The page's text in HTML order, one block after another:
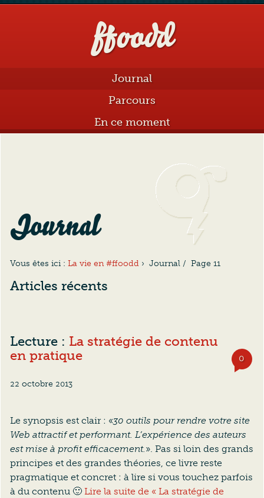
ffoodd
Journal
Parcours
En ce moment
Journal
Vous êtes ici : La vie en #ffoodd › Journal / Page 11
Articles récents
0
Lecture : La stratégie de contenu
en pratique
22 octobre 2013
Le synopsis est clair : «30 outils pour rendre votre site
Web attractif et performant. L’expérience des auteurs
est mise à profit efficacement. ». Pas si loin des grands
principes et des grandes théories, ce livre reste
pragmatique et concret : à lire si vous touchez parfois
à du contenu 🙂 Lire la suite de « La stratégie de